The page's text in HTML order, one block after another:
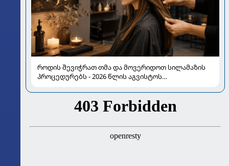
როდის შევიჭრათ თმა და მოვერიდოთ სილამაზის
პროცედურებს - 2026 წლის აგვისტოს